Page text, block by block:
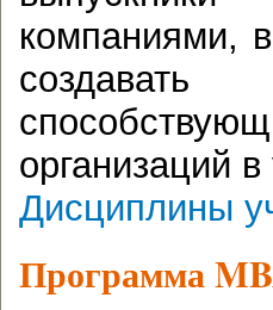
компаниями,
организаций
Дисциплины
Программа